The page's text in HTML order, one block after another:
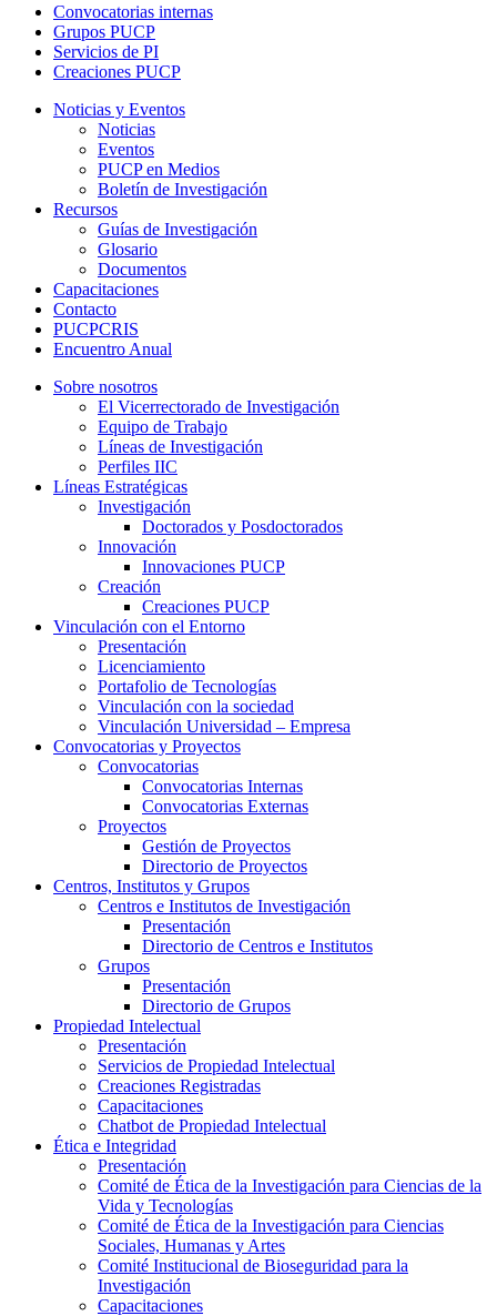
Convocatorias internas
Grupos PUCP
Servicios de PI
Creaciones PUCP
Noticias y Eventos
Noticias
Eventos
PUCP en Medios
Boletín de Investigación
Recursos
Guías de Investigación
Glosario
Documentos
Capacitaciones
Contacto
PUCPCRIS
Encuentro Anual
Sobre nosotros
El Vicerrectorado de Investigación
Equipo de Trabajo
Líneas de Investigación
Perfiles IIC
Líneas Estratégicas
Investigación
Doctorados y Posdoctorados
Innovación
Innovaciones PUCP
Creación
Creaciones PUCP
Vinculación con el Entorno
Presentación
Licenciamiento
Portafolio de Tecnologías
Vinculación con la sociedad
Vinculación Universidad – Empresa
Convocatorias y Proyectos
Convocatorias
Convocatorias Internas
Convocatorias Externas
Proyectos
Gestión de Proyectos
Directorio de Proyectos
Centros, Institutos y Grupos
Centros e Institutos de Investigación
Presentación
Directorio de Centros e Institutos
Grupos
Presentación
Directorio de Grupos
Propiedad Intelectual
Presentación
Servicios de Propiedad Intelectual
Creaciones Registradas
Capacitaciones
Chatbot de Propiedad Intelectual
Ética e Integridad
Presentación
Comité de Ética de la Investigación para Ciencias de la
Vida y Tecnologías
Comité de Ética de la Investigación para Ciencias
Sociales, Humanas y Artes
Comité Institucional de Bioseguridad para la
Investigación
Capacitaciones